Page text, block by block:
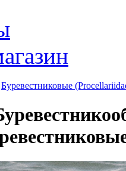
Буревестниковые